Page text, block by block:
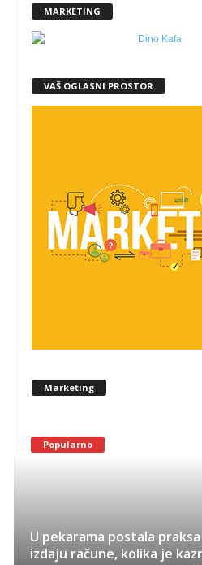
MARKETING
VAŠ OGLASNI PROSTOR
Marketing
Popularno
U pekarama postala
izdaju račune, kolika je